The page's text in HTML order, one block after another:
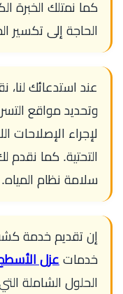
كما نمتلك الخبرة
الحاجة إلى تكسير
عند استدعائك لنا،
وتحديد مواقع
لإجراء الإصلاحات
التحتية. كما نقدم
سلامة نظام المياه.
إن تقديم خدمة
خدمات عزل الأسطح
الحلول الشاملة